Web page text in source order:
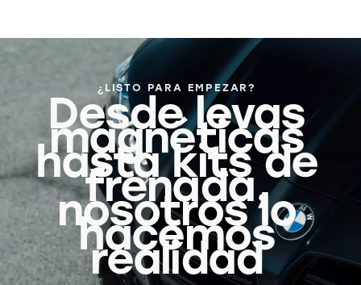
¿LISTO PARA EMPEZAR?
Desde levas
magnéticas
hasta kits de
frenada,
nosotros lo
hacemos
realidad